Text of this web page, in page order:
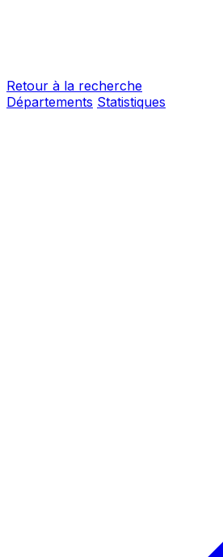
Retour à la recherche
Départements Statistiques